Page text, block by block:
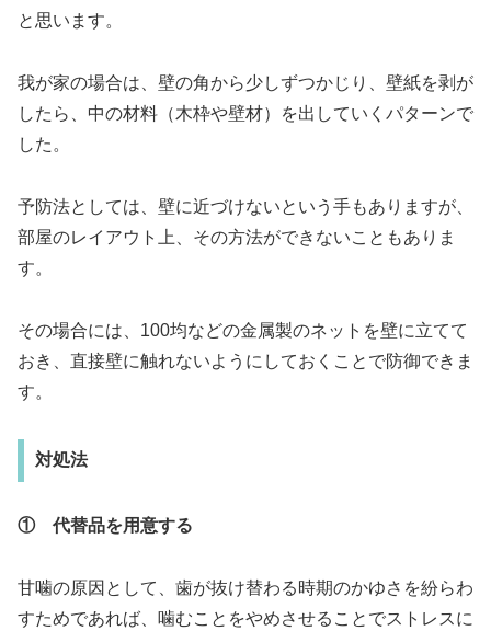
と思います。
我が家の場合は、壁の角から少しずつかじり、壁紙を剥が
したら、中の材料（木枠や壁材）を出していくパターンで
した。
予防法としては、壁に近づけないという手もありますが、
部屋のレイアウト上、その方法ができないこともありま
す。
その場合には、100均などの金属製のネットを壁に立てて
おき、直接壁に触れないようにしておくことで防御できま
す。
対処法
① 代替品を用意する
甘噛の原因として、歯が抜け替わる時期のかゆさを紛らわ
すためであれば、噛むことをやめさせることでストレスに